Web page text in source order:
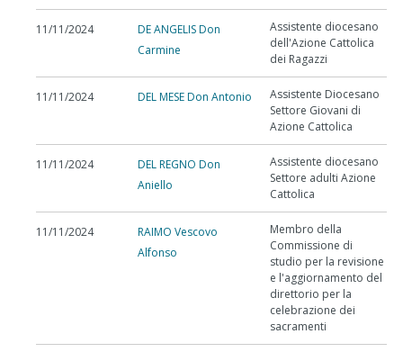
11/11/2024
DE ANGELIS Don
Carmine
Assistente diocesano
dell'Azione Cattolica
dei Ragazzi
11/11/2024 DEL MESE Don Antonio
Assistente Diocesano
Settore Giovani di
Azione Cattolica
11/11/2024
DEL REGNO Don
Aniello
Assistente diocesano
Settore adulti Azione
Cattolica
11/11/2024
RAIMO Vescovo
Alfonso
Membro della
Commissione di
studio per la revisione
e l'aggiornamento del
direttorio per la
celebrazione dei
sacramenti